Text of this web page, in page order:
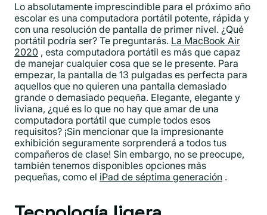
Lo absolutamente imprescindible para el próximo año
escolar es una computadora portátil potente, rápida y
con una resolución de pantalla de primer nivel. ¿Qué
portátil podría ser? Te preguntarás. La MacBook Air
2020 , esta computadora portátil es más que capaz
de manejar cualquier cosa que se le presente. Para
empezar, la pantalla de 13 pulgadas es perfecta para
aquellos que no quieren una pantalla demasiado
grande o demasiado pequeña. Elegante, elegante y
liviana, ¿qué es lo que no hay que amar de una
computadora portátil que cumple todos esos
requisitos? ¡Sin mencionar que la impresionante
exhibición seguramente sorprenderá a todos tus
compañeros de clase! Sin embargo, no se preocupe,
también tenemos disponibles opciones más
pequeñas, como el iPad de séptima generación .